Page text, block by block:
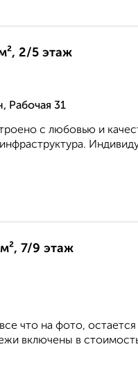
2/5 этаж
Рабочая 31
с любовью и
7/9 этаж
что на фото,
включены в